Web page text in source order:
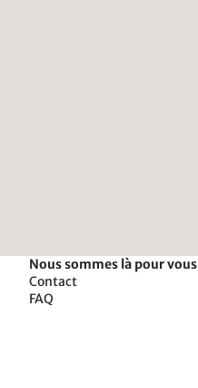
Nous sommes là pour vous
Contact
FAQ